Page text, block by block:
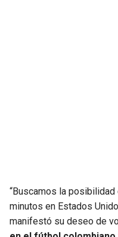
“Buscamos la posibilidad
minutos en Estados
manifestó su deseo de